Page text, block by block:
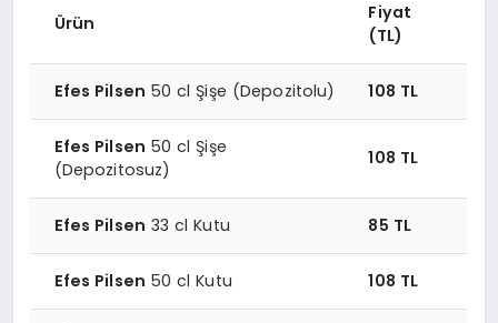
Ürün
Fiyat
(TL)
Efes Pilsen 50 cl Şişe (Depozitolu) 108 TL
Efes Pilsen 50 cl Şişe
(Depozitosuz)
108 TL
Efes Pilsen 33 cl Kutu 85 TL
Efes Pilsen 50 cl Kutu 108 TL